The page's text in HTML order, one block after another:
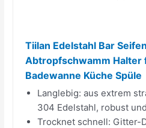
Tiilan Edelstahl Bar
Abtropfschwamm Halter
Badewanne Küche Spüle
Langlebig: aus extrem
304 Edelstahl, robust
Trocknet schnell: Gitter-